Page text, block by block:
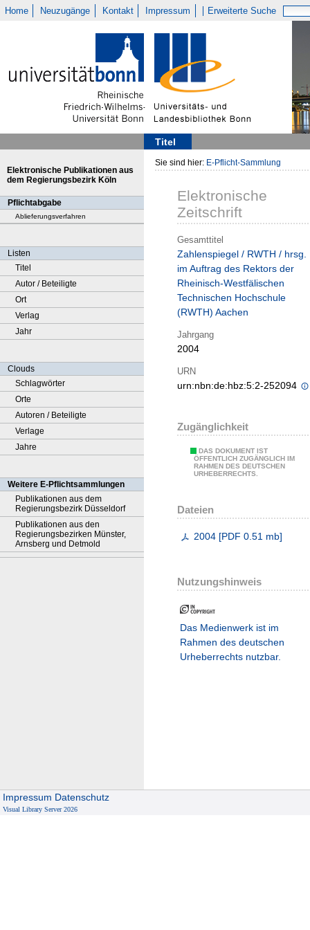
Home Neuzugänge Kontakt Impressum Erweiterte Suche
Titel
Elektronische Publikationen aus
dem Regierungsbezirk Köln
Pflichtabgabe
Ablieferungsverfahren
Listen
Titel
Autor / Beteiligte
Ort
Verlag
Jahr
Clouds
Schlagwörter
Orte
Autoren / Beteiligte
Verlage
Jahre
Weitere E-Pflichtsammlungen
Publikationen aus dem
Regierungsbezirk Düsseldorf
Publikationen aus den
Regierungsbezirken Münster,
Arnsberg und Detmold
Sie sind hier: E-Pflicht-Sammlung
Elektronische
Zeitschrift
Gesamttitel
Zahlenspiegel / RWTH / hrsg.
im Auftrag des Rektors der
Rheinisch-Westfälischen
Technischen Hochschule
(RWTH) Aachen
Jahrgang
2004
URN
urn:nbn:de:hbz:5:2-252094
Zugänglichkeit
DAS DOKUMENT IST
ÖFFENTLICH ZUGÄNGLICH IM
RAHMEN DES DEUTSCHEN
URHEBERRECHTS.
Dateien
2004 [PDF 0.51 mb]
Nutzungshinweis
Das Medienwerk ist im
Rahmen des deutschen
Urheberrechts nutzbar.
Impressum Datenschutz
Visual Library Server 2026